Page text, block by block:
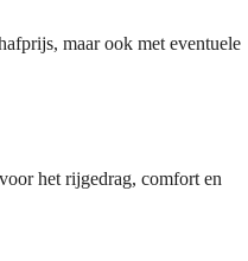
maar ook met eventuele
het rijgedrag, comfort en